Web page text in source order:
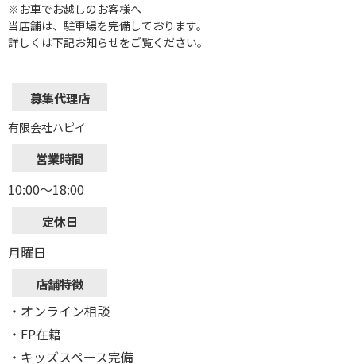
※お車でお越しのお客様へ
当店舗は、駐車場を完備しております。
詳しくは下記お知らせをご覧ください。
募集代理店
有限会社ハピイ
営業時間
10:00～18:00
定休日
月曜日
店舗特徴
・オンライン相談
・FP在籍
・キッズスペース完備